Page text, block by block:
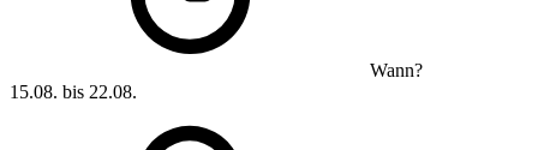
Wann?
15.08. bis 22.08.